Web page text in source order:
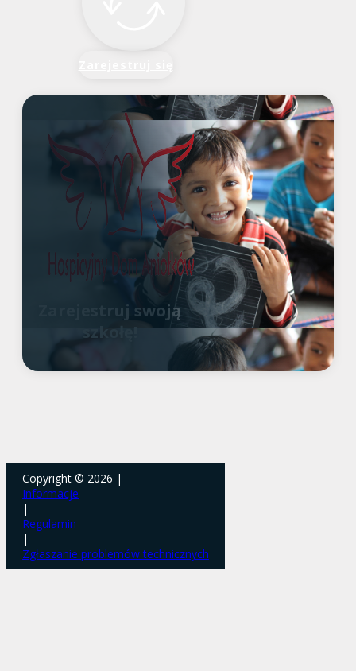
Zarejestruj swoją
szkołę!
Copyright © 2026 |
Informacje
|
Regulamin
|
Zgłaszanie problemów technicznych